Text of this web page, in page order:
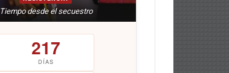
Tiempo desde el secuestro
217
DÍAS